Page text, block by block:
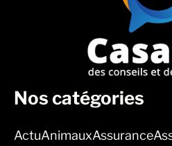
Nos catégories
ActuAnimauxAssurance